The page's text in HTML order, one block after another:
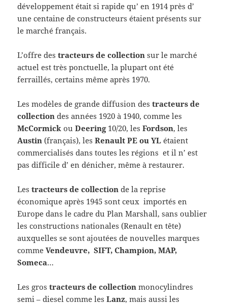
développement était si rapide qu’ en 1914 près d’
une centaine de constructeurs étaient présents sur
le marché français.
L’offre destracteurs de collection sur le marché
actuel est très ponctuelle, la plupart ont été
ferraillés, certains même après 1970.
Les modèles de grande diffusion destracteurs de
collection des années 1920 à 1940, comme les
McCormick ouDeering 10/20, lesFordson, les
Austin (français), les Renault PE ou YL étaient
commercialisés dans toutes les régions et il n’ est
pas difficile d’ en dénicher, même à restaurer.
Lestracteurs de collection de la reprise
économique après 1945 sont ceux importés en
Europe dans le cadre du Plan Marshall, sans oublier
les constructions nationales (Renault en tête)
auxquelles se sont ajoutées de nouvelles marques
commeVendeuvre, SIFT, Champion, MAP,
Someca…
Les grostracteurs de collection monocylindres
semi – diesel comme lesLanz, mais aussi les